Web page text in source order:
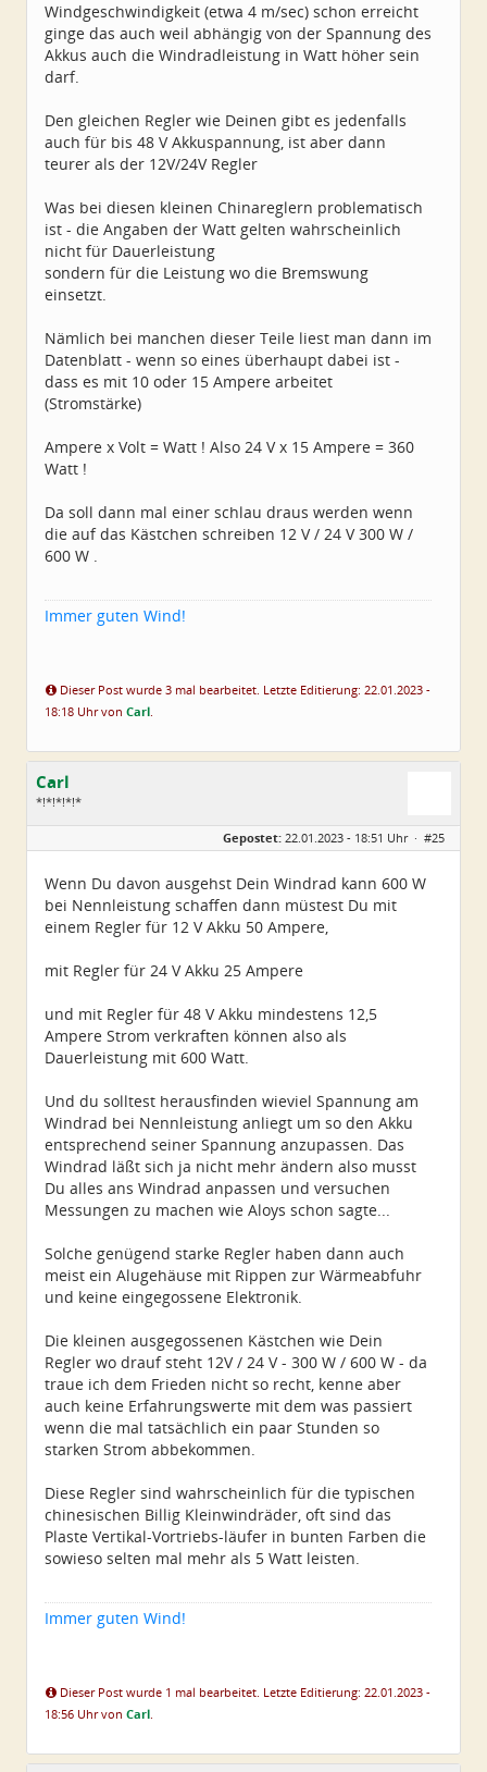
Windgeschwindigkeit (etwa 4 m/sec) schon erreicht
ginge das auch weil abhängig von der Spannung des
Akkus auch die Windradleistung in Watt höher sein
darf.
Den gleichen Regler wie Deinen gibt es jedenfalls
auch für bis 48 V Akkuspannung, ist aber dann
teurer als der 12V/24V Regler
Was bei diesen kleinen Chinareglern problematisch
ist - die Angaben der Watt gelten wahrscheinlich
nicht für Dauerleistung
sondern für die Leistung wo die Bremswung
einsetzt.
Nämlich bei manchen dieser Teile liest man dann im
Datenblatt - wenn so eines überhaupt dabei ist -
dass es mit 10 oder 15 Ampere arbeitet
(Stromstärke)
Ampere x Volt = Watt ! Also 24 V x 15 Ampere = 360
Watt !
Da soll dann mal einer schlau draus werden wenn
die auf das Kästchen schreiben 12 V / 24 V 300 W /
600 W .
Immer guten Wind!
Dieser Post wurde 3 mal bearbeitet. Letzte Editierung: 22.01.2023 -
18:18 Uhr von Carl.
Carl
*!*!*!*!*
Geschlecht:
Beiträge:
5224
Gepostet: 22.01.2023 - 18:51 Uhr · #25
Wenn Du davon ausgehst Dein Windrad kann 600 W
bei Nennleistung schaffen dann müstest Du mit
einem Regler für 12 V Akku 50 Ampere,
mit Regler für 24 V Akku 25 Ampere
und mit Regler für 48 V Akku mindestens 12,5
Ampere Strom verkraften können also als
Dauerleistung mit 600 Watt.
Und du solltest herausfinden wieviel Spannung am
Windrad bei Nennleistung anliegt um so den Akku
entsprechend seiner Spannung anzupassen. Das
Windrad läßt sich ja nicht mehr ändern also musst
Du alles ans Windrad anpassen und versuchen
Messungen zu machen wie Aloys schon sagte...
Solche genügend starke Regler haben dann auch
meist ein Alugehäuse mit Rippen zur Wärmeabfuhr
und keine eingegossene Elektronik.
Die kleinen ausgegossenen Kästchen wie Dein
Regler wo drauf steht 12V / 24 V - 300 W / 600 W - da
traue ich dem Frieden nicht so recht, kenne aber
auch keine Erfahrungswerte mit dem was passiert
wenn die mal tatsächlich ein paar Stunden so
starken Strom abbekommen.
Diese Regler sind wahrscheinlich für die typischen
chinesischen Billig Kleinwindräder, oft sind das
Plaste Vertikal-Vortriebs-läufer in bunten Farben die
sowieso selten mal mehr als 5 Watt leisten.
Immer guten Wind!
Dieser Post wurde 1 mal bearbeitet. Letzte Editierung: 22.01.2023 -
18:56 Uhr von Carl.